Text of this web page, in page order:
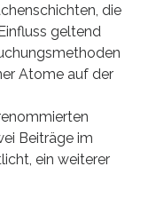
die
geltend
Atome auf der
Beiträge im
ein weiterer